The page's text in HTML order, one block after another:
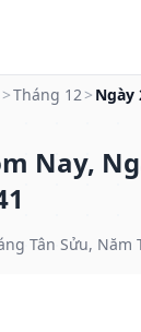
>Tháng 12> Ngày
Nay,
Tân Sửu, Năm